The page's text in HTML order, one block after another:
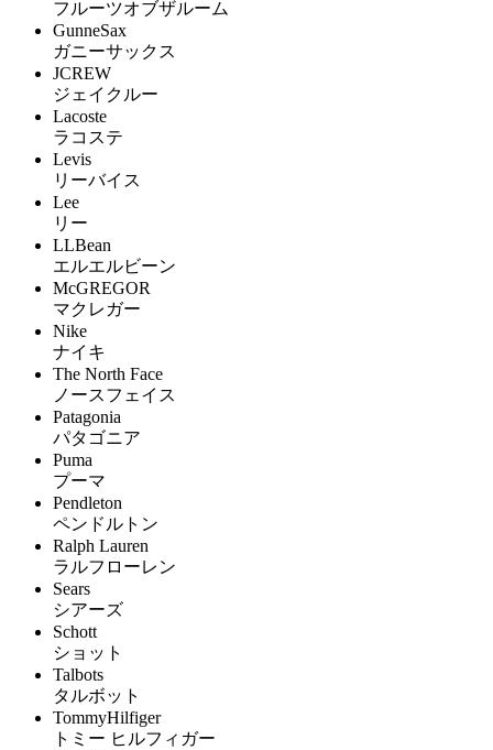
フルーツオブザルーム
GunneSax
ガニーサックス
JCREW
ジェイクルー
Lacoste
ラコステ
Levis
リーバイス
Lee
リー
LLBean
エルエルビーン
McGREGOR
マクレガー
Nike
ナイキ
The North Face
ノースフェイス
Patagonia
パタゴニア
Puma
プーマ
Pendleton
ペンドルトン
Ralph Lauren
ラルフローレン
Sears
シアーズ
Schott
ショット
Talbots
タルボット
TommyHilfiger
トミー ヒルフィガー